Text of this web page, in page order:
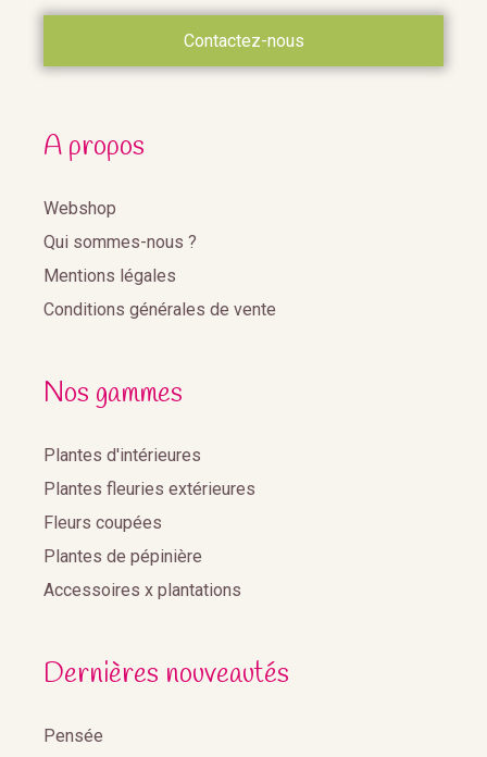
Contactez-nous
A propos
Webshop
Qui sommes-nous ?
Mentions légales
Conditions générales de vente
Nos gammes
Plantes d'intérieures
Plantes fleuries extérieures
Fleurs coupées
Plantes de pépinière
Accessoires x plantations
Dernières nouveautés
Pensée